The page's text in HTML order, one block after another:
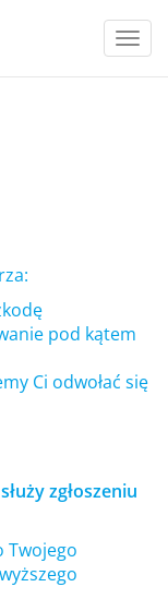
pod kątem
Ci odwołać się
zgłoszeniu
Twojego